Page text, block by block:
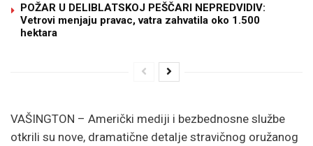
POŽAR U DELIBLATSKOJ PEŠČARI NEPREDVIDIV:
Vetrovi menjaju pravac, vatra zahvatila oko 1.500
hektara
VAŠINGTON – Američki mediji i bezbednosne službe
otkrili su nove, dramatične detalje stravičnog oružanog